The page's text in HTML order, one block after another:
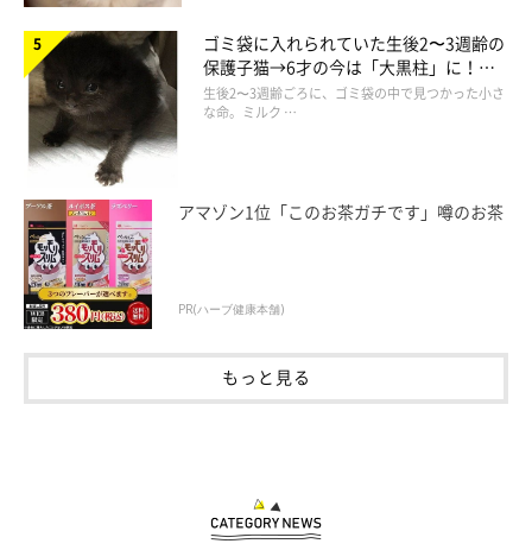
ゴミ袋に入れられていた生後2〜3週齢の
保護子猫→6才の今は「大黒柱」に！
美しい黒猫に成長した姿にグッとくる
生後2〜3週齢ごろに、ゴミ袋の中で見つかった小さ
な命。ミルク …
アマゾン1位「このお茶ガチです」噂のお茶
PR(ハーブ健康本舗)
もっと見る